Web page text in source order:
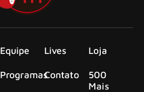
Equipe
Programas
Lives
Contato
Loja
500
Mais